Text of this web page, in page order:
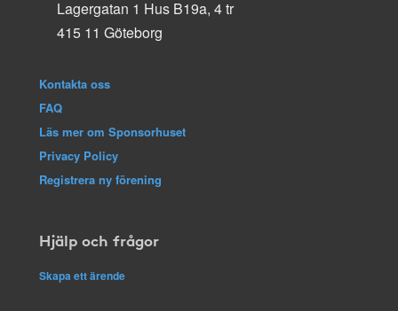
Lagergatan 1 Hus B19a, 4 tr
415 11 Göteborg
Kontakta oss
FAQ
Läs mer om Sponsorhuset
Privacy Policy
Registrera ny förening
Hjälp och frågor
Skapa ett ärende